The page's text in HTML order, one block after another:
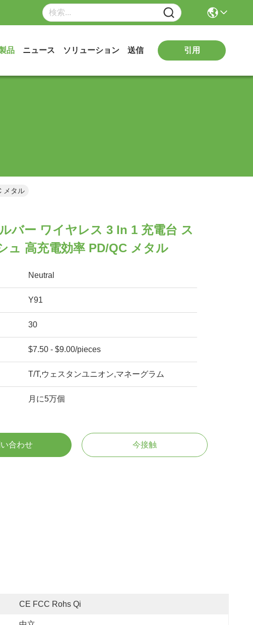
品 ニュース ソリューション 送信 引用
メタル
バー ワイヤレス 3 In 1 充電台 ス
ュ 高充電効率 PD/QC メタル
Neutral
Y91
30
$7.50 - $9.00/pieces
T/T,ウェスタンユニオン,マネーグラム
月に5万個
合わせ 今接触
CE FCC Rohs Qi